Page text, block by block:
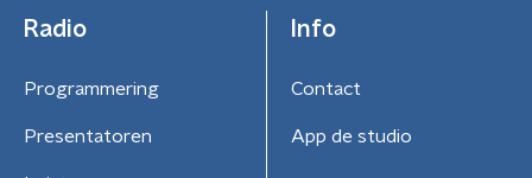
Radio
Programmering
Presentatoren
Info
Contact
App de studio